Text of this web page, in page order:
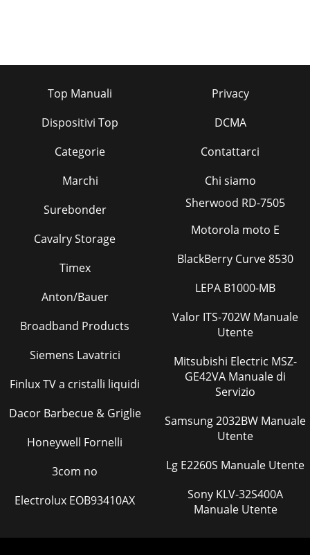
Top Manuali
Dispositivi Top
Categorie
Marchi
Privacy
DCMA
Contattarci
Chi siamo
Surebonder
Cavalry Storage
Timex
Anton/Bauer
Broadband Products
Siemens Lavatrici
Finlux TV a cristalli liquidi
Dacor Barbecue & Griglie
Honeywell Fornelli
3com no
Electrolux EOB93410AX
Sherwood RD-7505
Motorola moto E
BlackBerry Curve 8530
LEPA B1000-MB
Valor ITS-702W Manuale
Utente
Mitsubishi Electric MSZ-
GE42VA Manuale di
Servizio
Samsung 2032BW Manuale
Utente
Lg E2260S Manuale Utente
Sony KLV-32S400A
Manuale Utente